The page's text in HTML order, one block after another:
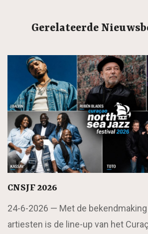
Gerelateerde
CNSJF 2026
24-6-2026 — Met de
artiesten is de line-up van het